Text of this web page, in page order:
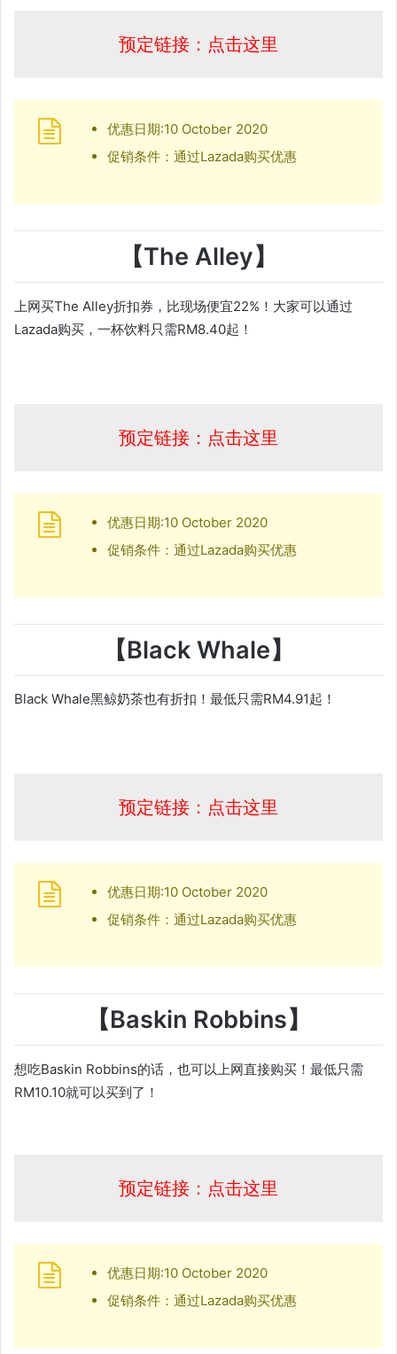
预定链接：点击这里
优惠日期:10 October 2020
促销条件：通过Lazada购买优惠
【The Alley】
上网买The Alley折扣券，比现场便宜22%！大家可以通过
Lazada购买，一杯饮料只需RM8.40起！
预定链接：点击这里
优惠日期:10 October 2020
促销条件：通过Lazada购买优惠
【Black Whale】
Black Whale黑鲸奶茶也有折扣！最低只需RM4.91起！
预定链接：点击这里
优惠日期:10 October 2020
促销条件：通过Lazada购买优惠
【Baskin Robbins】
想吃Baskin Robbins的话，也可以上网直接购买！最低只需
RM10.10就可以买到了！
预定链接：点击这里
优惠日期:10 October 2020
促销条件：通过Lazada购买优惠